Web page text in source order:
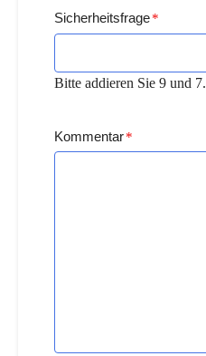
Sicherheitsfrage*
Bitte addieren Sie 9 und 7.
Kommentar*